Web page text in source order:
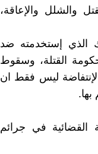
والشلل والإعاقة،
الذي إستخدمته ضد
القتلة، وسقوط
ليس فقط ان
القضائية في جرائم